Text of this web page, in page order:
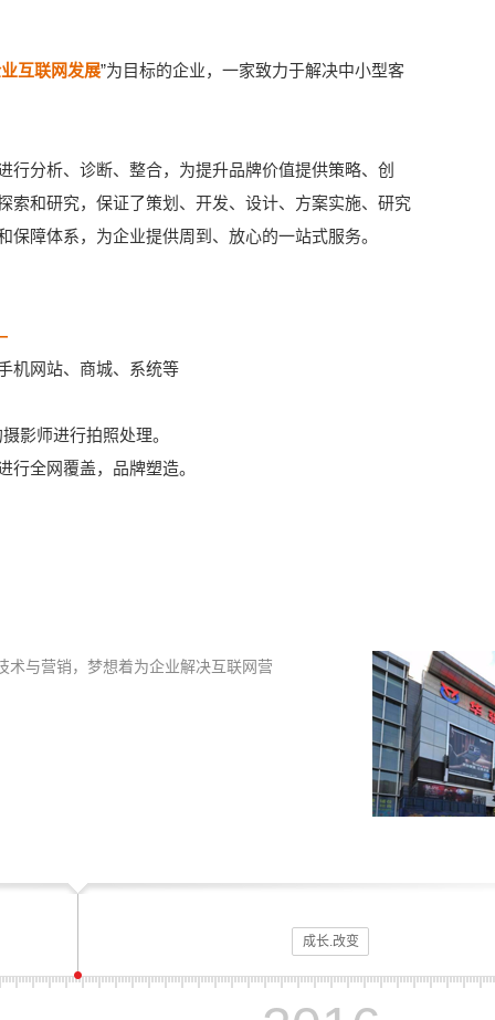
互联网发展”为目标的企业，一家致力于解决中小型客
分析、诊断、整合，为提升品牌价值提供策略、创
索和研究，保证了策划、开发、设计、方案实施、研究
障体系，为企业提供周到、放心的一站式服务。
机网站、商城、系统等
影师进行拍照处理。
全网覆盖，品牌塑造。
与营销，梦想着为企业解决互联网营
成长.改变